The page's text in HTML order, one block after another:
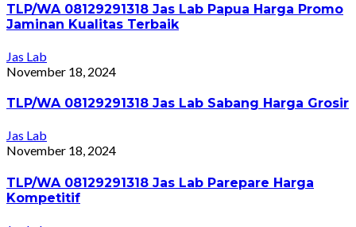
TLP/WA 08129291318 Jas Lab Papua Harga Promo
Jaminan Kualitas Terbaik
Jas Lab
November 18, 2024
TLP/WA 08129291318 Jas Lab Sabang Harga Grosir
Jas Lab
November 18, 2024
TLP/WA 08129291318 Jas Lab Parepare Harga
Kompetitif